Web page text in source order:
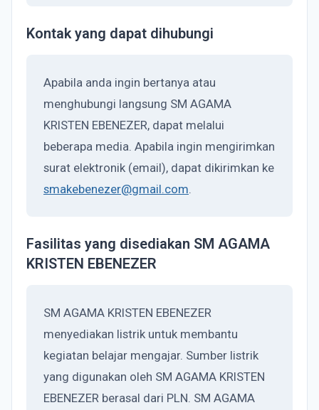
Kontak yang dapat dihubungi
Apabila anda ingin bertanya atau
menghubungi langsung SM AGAMA
KRISTEN EBENEZER, dapat melalui
beberapa media. Apabila ingin mengirimkan
surat elektronik (email), dapat dikirimkan ke
smakebenezer@gmail.com.
Fasilitas yang disediakan SM AGAMA
KRISTEN EBENEZER
SM AGAMA KRISTEN EBENEZER
menyediakan listrik untuk membantu
kegiatan belajar mengajar. Sumber listrik
yang digunakan oleh SM AGAMA KRISTEN
EBENEZER berasal dari PLN. SM AGAMA